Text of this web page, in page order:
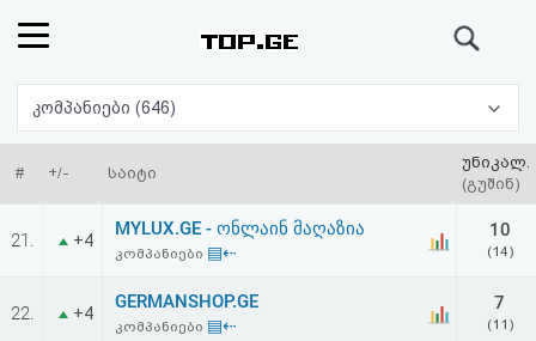
რეიტინგი
(მთავარი)
ფოსტა
პასუხი
კომპანიები (646)
# +/- საიტი
უნიკალ.
(გუშინ)
21. +4
MYLUX.GE - ონლაინ მაღაზია
კომპანიები ▤⇠
10
(14)
22. +4
GERMANSHOP.GE
კომპანიები ▤⇠
7
(11)